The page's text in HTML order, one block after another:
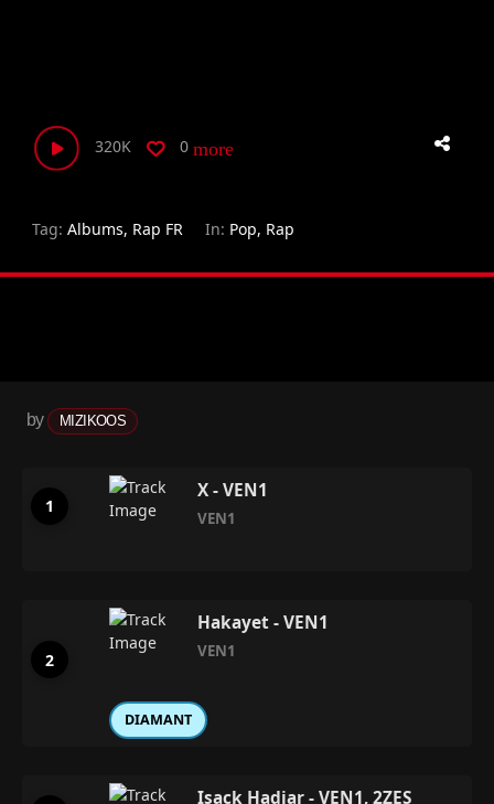
320K 0 more_horiz
Tag: Albums, Rap FR In: Pop, Rap
by MIZIKOOS
X - VEN1
VEN1
Hakayet - VEN1
VEN1
DIAMANT
Isack Hadjar - VEN1, 2ZES